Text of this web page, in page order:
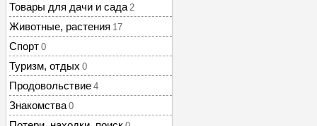
Товары для дачи и сада 2
Животные, растения 17
Спорт 0
Туризм, отдых 0
Продовольствие 4
Знакомства 0